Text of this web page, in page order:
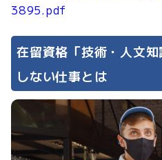
3895.pdf
在留資格「技術・人文
しない仕事とは